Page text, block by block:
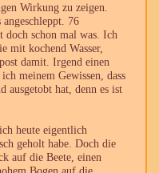
Wirkung zu zeigen.
76
doch schon mal was. Ich
mit kochend Wasser,
damit. Irgend einen
meinem Gewissen, dass
ausgetobt hat, denn es ist
heute eigentlich
geholt habe. Doch die
auf die Beete, einen